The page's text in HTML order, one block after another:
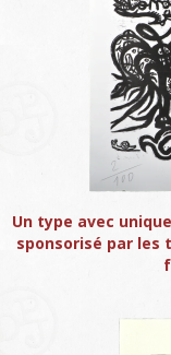
Un type avec
sponsorisé par les